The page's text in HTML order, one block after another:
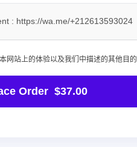
: https://wa.me/+212613593024
网站上的体验以及我们中描述的其他目的
Order $37.00